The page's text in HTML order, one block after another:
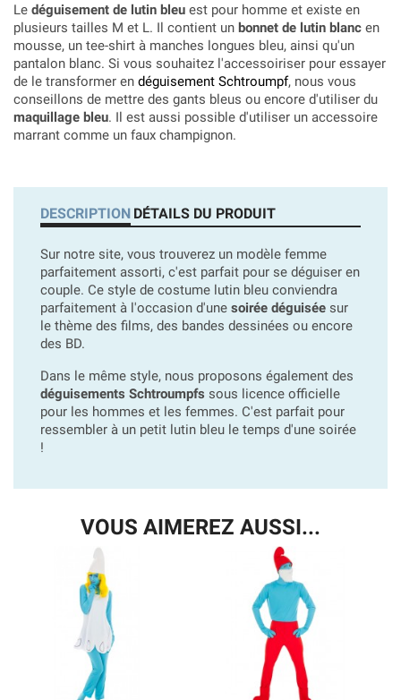
Le déguisement de lutin bleu est pour homme et existe en
plusieurs tailles M et L. Il contient un bonnet de lutin blanc en
mousse, un tee-shirt à manches longues bleu, ainsi qu'un
pantalon blanc. Si vous souhaitez l'accessoiriser pour essayer
de le transformer en déguisement Schtroumpf, nous vous
conseillons de mettre des gants bleus ou encore d'utiliser du
maquillage bleu. Il est aussi possible d'utiliser un accessoire
marrant comme un faux champignon.
DESCRIPTION DÉTAILS DU PRODUIT
Sur notre site, vous trouverez un modèle femme
parfaitement assorti, c'est parfait pour se déguiser en
couple. Ce style de costume lutin bleu conviendra
parfaitement à l'occasion d'une soirée déguisée sur
le thème des films, des bandes dessinées ou encore
des BD.
Dans le même style, nous proposons également des
déguisements Schtroumpfs sous licence officielle
pour les hommes et les femmes. C'est parfait pour
ressembler à un petit lutin bleu le temps d'une soirée
!
VOUS AIMEREZ AUSSI...